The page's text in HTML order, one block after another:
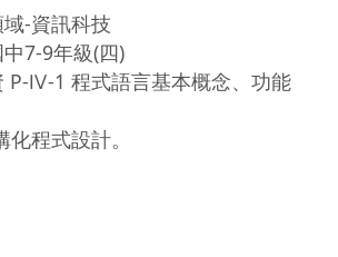
-資訊科技
7-9年級(四)
P-Ⅳ-1 程式語言基本概念、功能
程式設計。